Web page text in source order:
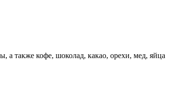
а также кофе, шоколад, какао, орехи, мед, яйца